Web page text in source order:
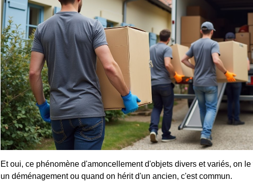
Et oui, ce phénomène d'amoncellement d'objets divers et variés, on
un déménagement ou quand on hérit d'un ancien, c'est commun.